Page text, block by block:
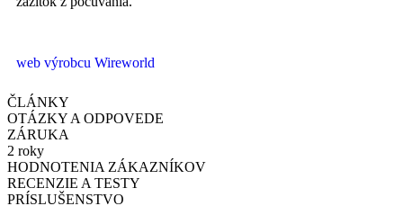
web výrobcu Wireworld
ČLÁNKY
OTÁZKY A ODPOVEDE
ZÁRUKA
2 roky
HODNOTENIA ZÁKAZNÍKOV
RECENZIE A TESTY
PRÍSLUŠENSTVO